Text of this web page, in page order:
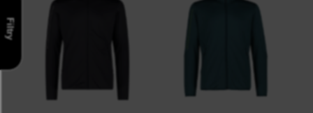
Filtry